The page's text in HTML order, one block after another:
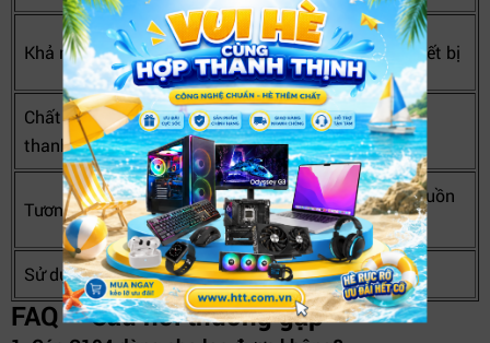
Khả năng kết nối
Chuyển đổi linh
hoạt
Giới hạn thiết bị
Chất lượng âm
thanh
Ổn định, ít nhiễu Dễ suy hao
Tương thích
Rộng (TV, ampli,
PC)
Hạn chế nguồn
phát
Sử dụng Plug & Play Plug & Play
FAQ – Câu hỏi thường gặp